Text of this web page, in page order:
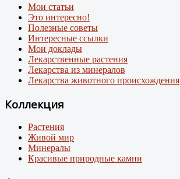
Мои статьи
Это интересно!
Полезные советы
Интересные ссылки
Мои доклады
Лекарственные растения
Лекарства из минералов
Лекарства животного происхождения
Коллекция
Растения
Живой мир
Минералы
Красивые природные камни